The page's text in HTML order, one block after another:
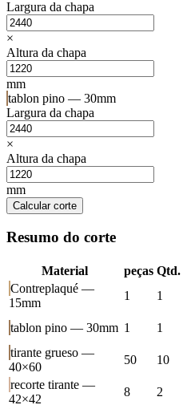
Largura da chapa
×
Altura da chapa
mm
tablon pino — 30mm
Largura da chapa
×
Altura da chapa
mm
Calcular corte
Resumo do corte
Material peças Qtd.
Contreplaqué —
15mm
1 1
tablon pino — 30mm 1 1
tirante grueso —
40×60
50 10
recorte tirante —
42×42
8 2